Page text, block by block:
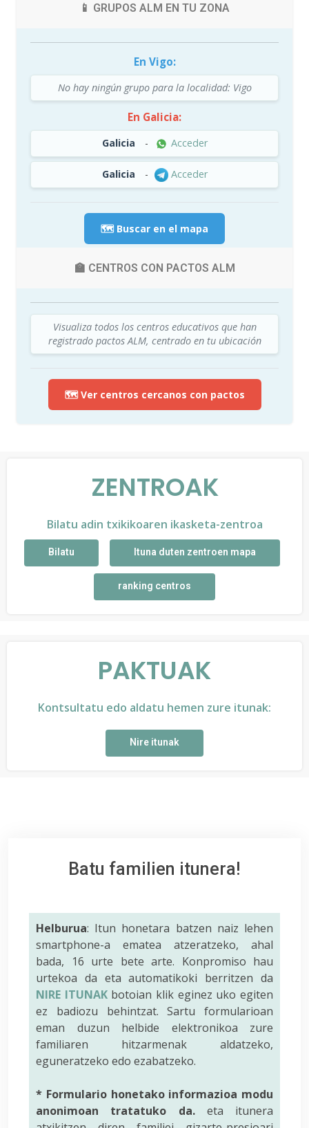
📱 GRUPOS ALM EN TU ZONA
En Vigo:
No hay ningún grupo para la localidad: Vigo
En Galicia:
Galicia - Acceder
Galicia - Acceder
🗺️ Buscar en el mapa
🏫 CENTROS CON PACTOS ALM
Visualiza todos los centros educativos que han
registrado pactos ALM, centrado en tu ubicación
🗺️ Ver centros cercanos con pactos
ZENTROAK
Bilatu adin txikikoaren ikasketa-zentroa
Bilatu Ituna duten zentroen mapa
ranking centros
PAKTUAK
Kontsultatu edo aldatu hemen zure itunak:
Nire itunak
Batu familien itunera!
Helburua: Itun honetara batzen naiz lehen
smartphone-a ematea atzeratzeko, ahal
bada, 16 urte bete arte. Konpromiso hau
urtekoa da eta automatikoki berritzen da
NIRE ITUNAKbotoian klik eginez uko egiten
ez badiozu behintzat. Sartu formularioan
eman duzun helbide elektronikoa zure
familiaren hitzarmenak aldatzeko,
eguneratzeko edo ezabatzeko.
* Formulario honetako informazioa modu
anonimoan tratatuko da.eta itunera